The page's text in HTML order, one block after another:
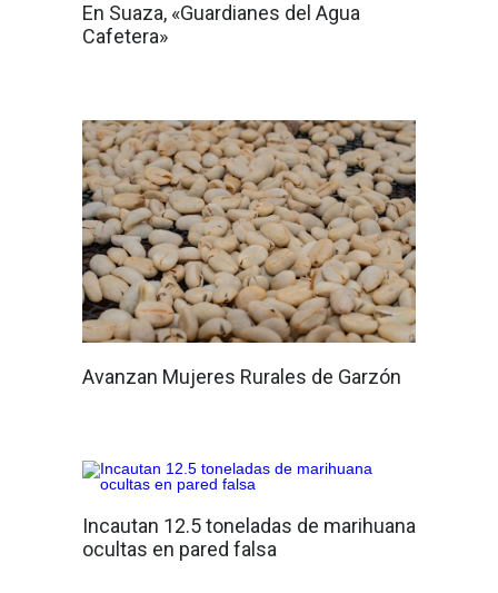
En Suaza, «Guardianes del Agua
Cafetera»
Avanzan Mujeres Rurales de Garzón
Incautan 12.5 toneladas de marihuana
ocultas en pared falsa